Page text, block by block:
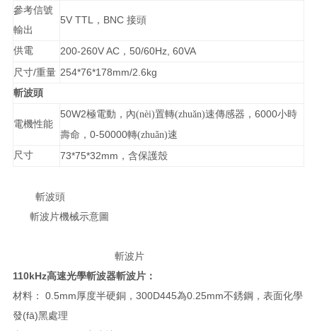
參考信號
輸出
5V TTL ， BNC 接頭
供電 200-260V AC， 50/60Hz, 60VA
尺寸/重量 254*76*178mm/2.6kg
斬波頭
電機性能
50W2極電動，內(nèi)置轉(zhuǎn)速傳感器， 6000小時
壽命， 0-50000轉(zhuǎn)速
尺寸
73*75*32mm ，含保護殼
斬波頭
斬波片機械示意圖
斬波片
110kHz高速光學斬波器斬波片：
材料： 0.5mm厚度半硬銅，300D445為0.25mm不銹鋼，表面化學
發(fā)黑處理